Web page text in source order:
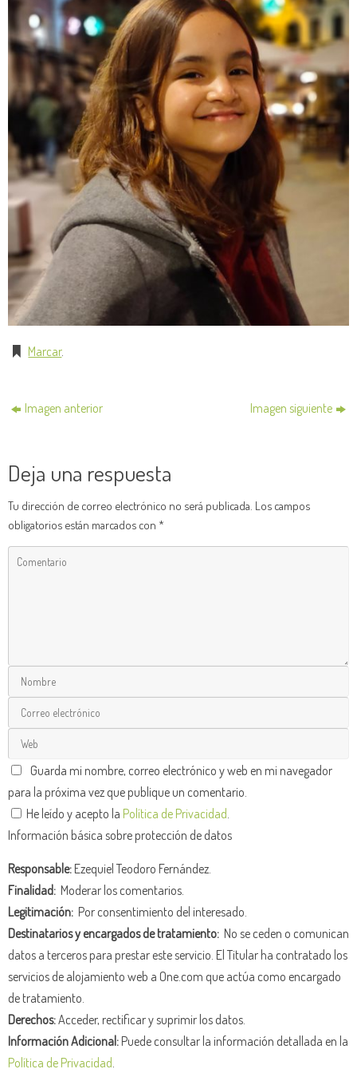
Marcar.
Imagen anterior Imagen siguiente
Deja una respuesta
Tu dirección de correo electrónico no será publicada. Los campos
obligatorios están marcados con *
Guarda mi nombre, correo electrónico y web en mi navegador
para la próxima vez que publique un comentario.
He leído y acepto la Política de Privacidad
Información básica sobre protección de datos
Responsable:Ezequiel Teodoro Fernández.
Finalidad: Moderar los comentarios.
Legitimación: Por consentimiento del interesado.
Destinatarios y encargados de tratamiento: No se ceden o comunican
datos a terceros para prestar este servicio. El Titular ha contratado los
servicios de alojamiento web a One.com que actúa como encargado
de tratamiento.
Derechos:Acceder, rectificar y suprimir los datos.
Información Adicional:Puede consultar la información detallada en la
Política de Privacidad